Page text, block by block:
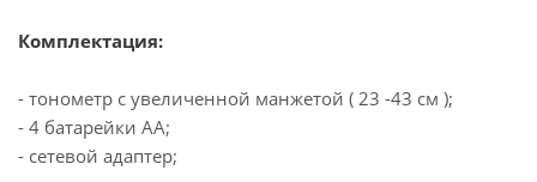
Комплектация:
- тонометр с увеличенной манжетой ( 23 -43 см );
- 4 батарейки АА;
- сетевой адаптер;